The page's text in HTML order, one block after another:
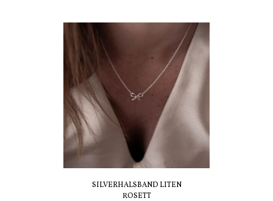
SILVERHALSBAND LITEN
ROSETT